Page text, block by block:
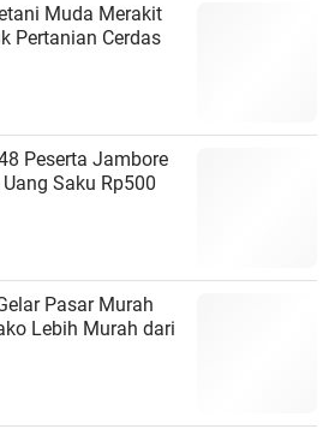
Muda Merakit
Pertanian Cerdas
Peserta Jambore
Saku Rp500
Pasar Murah
Lebih Murah dari